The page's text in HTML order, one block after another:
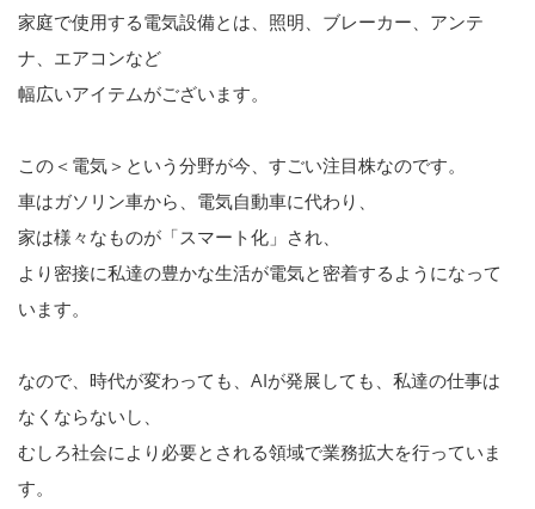
家庭で使用する電気設備とは、照明、ブレーカー、アンテ
ナ、エアコンなど
幅広いアイテムがございます。
この＜電気＞という分野が今、すごい注目株なのです。
車はガソリン車から、電気自動車に代わり、
家は様々なものが「スマート化」され、
より密接に私達の豊かな生活が電気と密着するようになって
います。
なので、時代が変わっても、AIが発展しても、私達の仕事は
なくならないし、
むしろ社会により必要とされる領域で業務拡大を行っていま
す。